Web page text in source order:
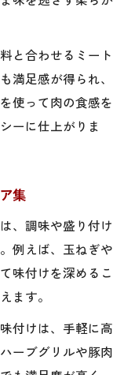
と合わせるミート
満足感が得られ、
使って肉の食感を
ーに仕上がりま
集
、調味や盛り付け
例えば、玉ねぎや
味付けを深めるこ
ます。
付けは、手軽に高
ーブグリルや豚肉